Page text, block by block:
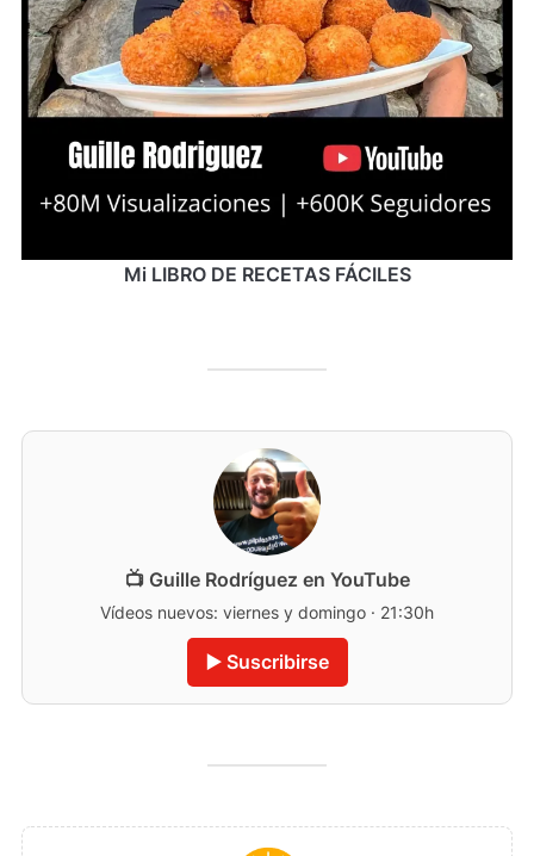
Mi LIBRO DE RECETAS FÁCILES
📺 Guille Rodríguez en YouTube
Vídeos nuevos: viernes y domingo · 21:30h
▶️ Suscribirse